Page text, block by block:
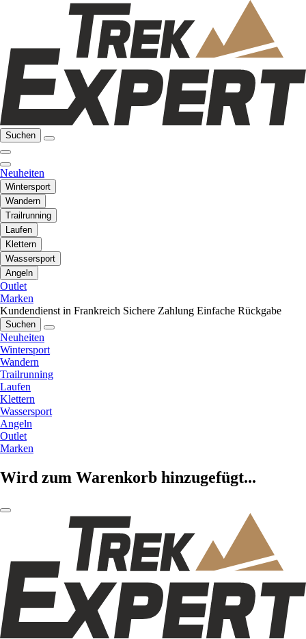
Suchen
Neuheiten
Wintersport
Wandern
Trailrunning
Laufen
Klettern
Wassersport
Angeln
Outlet
Marken
Kundendienst in Frankreich Sichere Zahlung Einfache Rückgabe
Suchen
Neuheiten
Wintersport
Wandern
Trailrunning
Laufen
Klettern
Wassersport
Angeln
Outlet
Marken
Wird zum Warenkorb hinzugefügt...